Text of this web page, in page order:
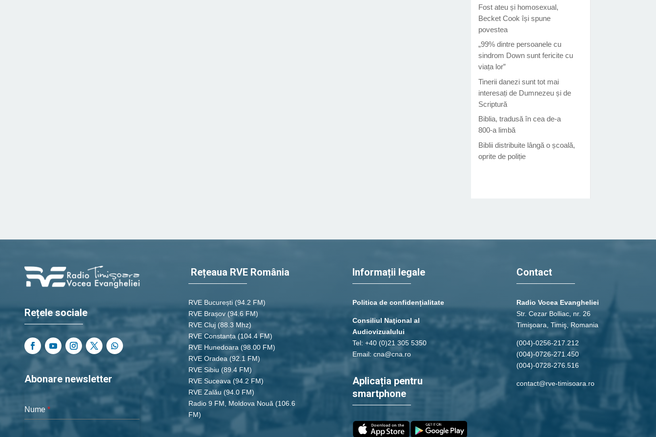
Fost ateu și homosexual,
Becket Cook își spune
povestea
„99% dintre persoanele cu
sindrom Down sunt fericite cu
viața lor”
Tinerii danezi sunt tot mai
interesați de Dumnezeu și de
Scriptură
Biblia, tradusă în cea de-a
800-a limbă
Biblii distribuite lângă o școală,
oprite de poliție
Rețele sociale
Abonare newsletter
Nume *
Rețeaua RVE România
RVE București (94.2 FM)
RVE Brașov (94.6 FM)
RVE Cluj (88.3 Mhz)
RVE Constanța (104.4 FM)
RVE Hunedoara (98.00 FM)
RVE Oradea (92.1 FM)
RVE Sibiu (89.4 FM)
RVE Suceava (94.2 FM)
RVE Zalău (94.0 FM)
Radio 9 FM, Moldova Nouă (106.6
FM)
Informații legale
Politica de confidențialitate
Consiliul Naţional al
Audiovizualului
Tel: +40 (0)21 305 5350
Email: cna@cna.ro
Aplicația pentru
smartphone
Contact
Radio Vocea Evangheliei
Str. Cezar Bolliac, nr. 26
Timişoara, Timiş, Romania
(004)-0256-217.212
(004)-0726-271.450
(004)-0728-276.516
contact@rve-timisoara.ro